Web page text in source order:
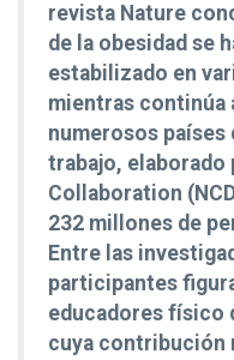
revista Nature
de la obesidad se
estabilizado en
mientras continúa
numerosos países
trabajo, elaborado
Collaboration
232 millones de
Entre las
participantes
educadores físico
cuya contribución